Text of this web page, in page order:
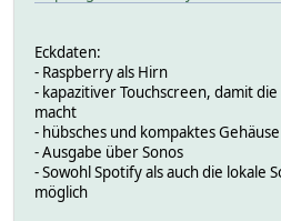
Eckdaten:
- Raspberry als Hirn
- kapazitiver Touchscreen, damit
macht
- hübsches und kompaktes Gehäuse
- Ausgabe über Sonos
- Sowohl Spotify als auch die lokale
möglich